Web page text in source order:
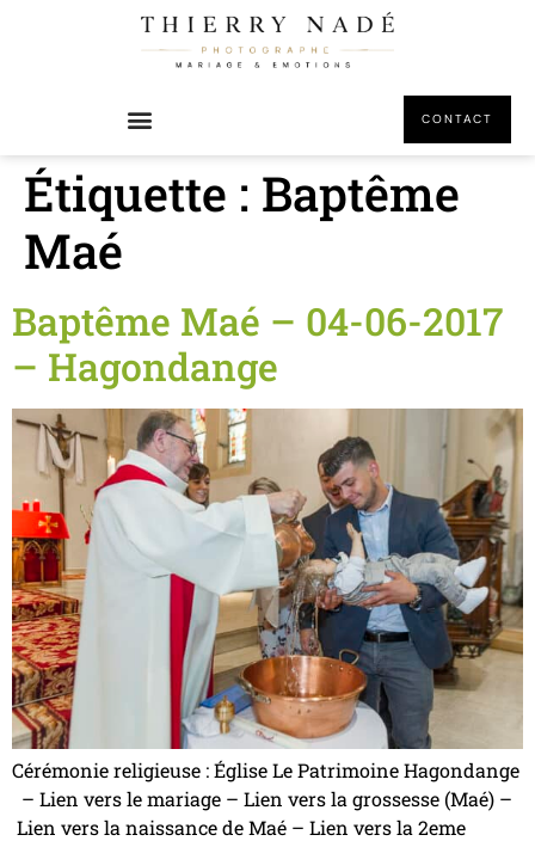
CONTACT
Étiquette : Baptême
Maé
Baptême Maé – 04-06-2017
– Hagondange
Cérémonie religieuse : Église Le Patrimoine Hagondange
– Lien vers le mariage – Lien vers la grossesse (Maé) –
Lien vers la naissance de Maé – Lien vers la 2eme